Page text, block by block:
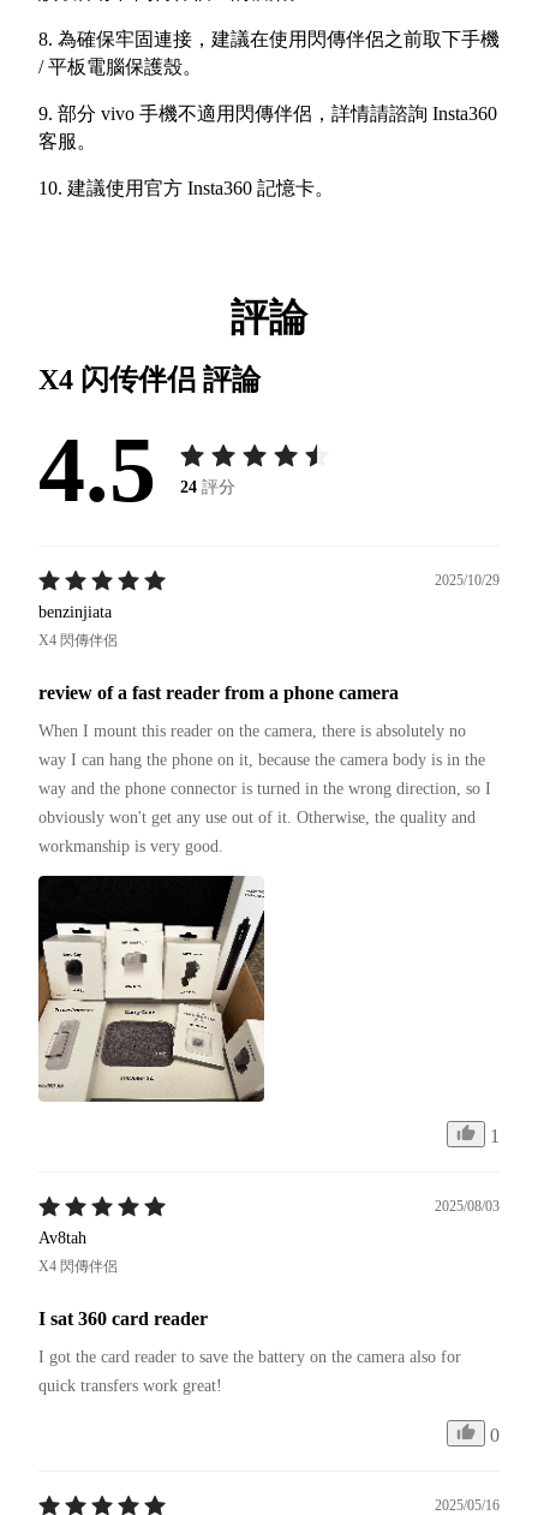
8. 為確保牢固連接，建議在使用閃傳伴侶之前取下手機
/ 平板電腦保護殼。
9. 部分 vivo 手機不適用閃傳伴侶，詳情請諮詢 Insta360
客服。
10. 建議使用官方 Insta360 記憶卡。
評論
X4 闪传伴侣 評論
4.5 24 評分
2025/10/29
benzinjiata
X4 閃傳伴侶
review of a fast reader from a phone camera
When I mount this reader on the camera, there is absolutely no
way I can hang the phone on it, because the camera body is in the
way and the phone connector is turned in the wrong direction, so I
obviously won't get any use out of it. Otherwise, the quality and
workmanship is very good.
1
2025/08/03
Av8tah
X4 閃傳伴侶
I sat 360 card reader
I got the card reader to save the battery on the camera also for
quick transfers work great!
0
2025/05/16